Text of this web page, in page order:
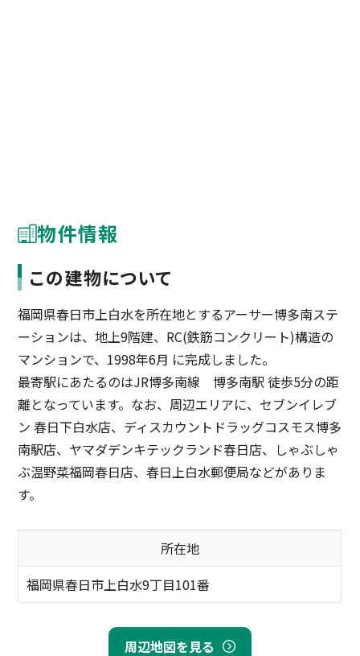
物件情報
この建物について
福岡県春日市上白水を所在地とするアーサー博多南ステ
ーションは、地上9階建、RC(鉄筋コンクリート)構造の
マンションで、1998年6月 に完成しました。
最寄駅にあたるのはJR博多南線 博多南駅 徒歩5分の距
離となっています。なお、周辺エリアに、セブンイレブ
ン 春日下白水店、ディスカウントドラッグコスモス博多
南駅店、ヤマダデンキテックランド春日店、しゃぶしゃ
ぶ温野菜福岡春日店、春日上白水郵便局などがありま
す。
所在地
福岡県春日市上白水9丁目101番
周辺地図を見る